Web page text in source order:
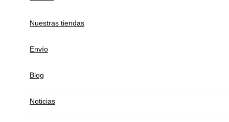
Nuestras tiendas
Envío
Blog
Noticias